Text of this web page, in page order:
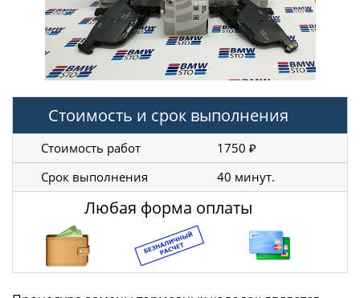
Стоимость и срок выполнения
Стоимость работ
1750 ₽
Срок выполнения
40 минут.
Любая форма оплаты